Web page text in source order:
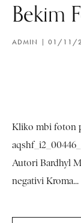
Bekim
ADMIN 01/11/
Kliko mbi foton
Autori Bardhyl
negativi Kroma...